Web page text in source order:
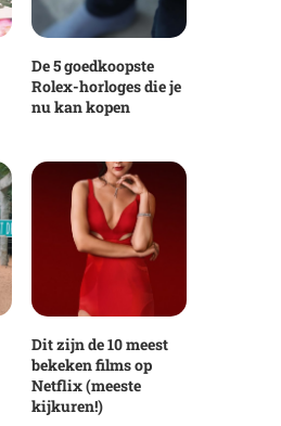
De 5 goedkoopste
Rolex-horloges die je
nu kan kopen
Dit zijn de 10 meest
bekeken films op
Netflix (meeste
kijkuren!)